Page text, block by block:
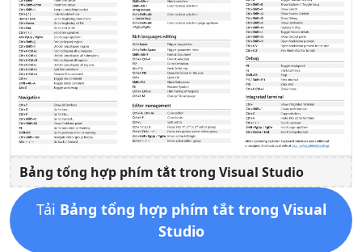
Bảng tổng hợp phím tắt trong Visual Studio
Tải Bảng tổng hợp phím tắt trong Visual
Studio